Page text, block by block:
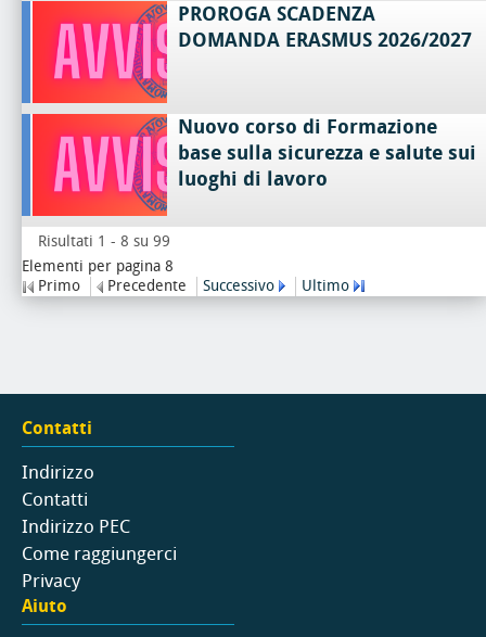
PROROGA SCADENZA
DOMANDA ERASMUS 2026/2027
Nuovo corso di Formazione
base sulla sicurezza e salute sui
luoghi di lavoro
Risultati 1 - 8 su 99
Elementi per pagina 8
Primo
Precedente Successivo Ultimo
Contatti
Indirizzo
Contatti
Indirizzo PEC
Come raggiungerci
Privacy
Aiuto